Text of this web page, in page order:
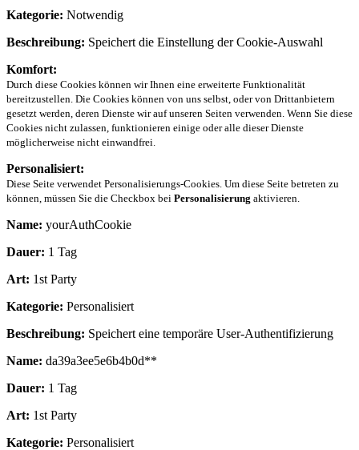
Kategorie: Notwendig
Beschreibung: Speichert die Einstellung der Cookie-Auswahl
Komfort:
Durch diese Cookies können wir Ihnen eine erweiterte Funktionalität
bereitzustellen. Die Cookies können von uns selbst, oder von Drittanbietern
gesetzt werden, deren Dienste wir auf unseren Seiten verwenden. Wenn Sie diese
Cookies nicht zulassen, funktionieren einige oder alle dieser Dienste
möglicherweise nicht einwandfrei.
Personalisiert:
Diese Seite verwendet Personalisierungs-Cookies. Um diese Seite betreten zu
können, müssen Sie die Checkbox bei Personalisierung aktivieren.
Name: yourAuthCookie
Dauer: 1 Tag
Art: 1st Party
Kategorie: Personalisiert
Beschreibung: Speichert eine temporäre User-Authentifizierung
Name: da39a3ee5e6b4b0d**
Dauer: 1 Tag
Art: 1st Party
Kategorie: Personalisiert